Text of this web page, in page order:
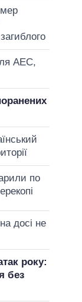
АЕС,
по
досі не
року:
без